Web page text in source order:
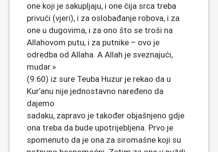
one koji je sakupljaju, i one čija srca treba
privući (vjeri), i za oslobađanje robova, i za
one u dugovima, i za ono što se troši na
Allahovom putu, i za putnike – ovo je
odredba od Allaha. A Allah je sveznajući,
mudar.»
(9:60) iz sure Teuba Huzur je rekao da u
Kur’anu nije jednostavno naređeno da
dajemo
sadaku, zapravo je također objašnjeno gdje
ona treba da bude upotrijebljena. Prvo je
spomenuto da je ona za siromašne koji su